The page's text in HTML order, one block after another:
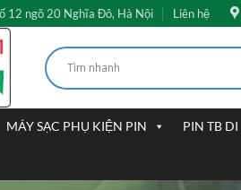
12 ngõ 20 Nghĩa Đô, Hà Nội Liên hệ
MÁY SẠC PHỤ KIỆN PIN PIN TB